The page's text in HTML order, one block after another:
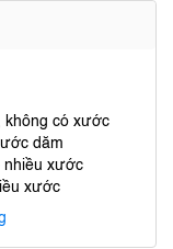
không có xước
dăm
nhiều xước
xước